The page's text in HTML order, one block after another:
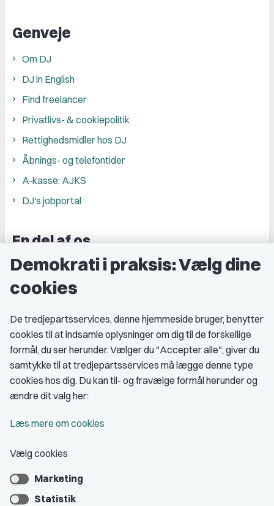
Genveje
Om DJ
DJ in English
Find freelancer
Privatlivs- & cookiepolitik
Rettighedsmidler hos DJ
Åbnings- og telefontider
A-kasse: AJKS
DJ's jobportal
En del af os
Grupper og kredse
Studenterorganisationer
Medlemskab
Fordele som medlem
Kontingent
Bliv medlem
Demokrati i praksis: Vælg dine
cookies
De tredjepartsservices, denne hjemmeside bruger, benytter
cookies til at indsamle oplysninger om dig til de forskellige
formål, du ser herunder. Vælger du "Accepter alle", giver du
samtykke til at tredjepartsservices må lægge denne type
cookies hos dig. Du kan til- og fravælge formål herunder og
ændre dit valg her:
Læs mere om cookies
Vælg cookies
Marketing
Statistik